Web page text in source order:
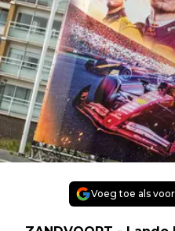
Voeg toe als